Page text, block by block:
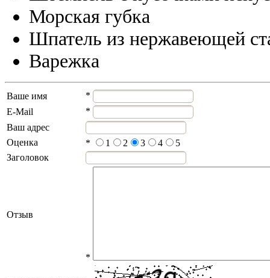
Морская губка
Шпатель из нержавеющей
Варежка
Ваше имя
*
E-Mail
*
Ваш адрес
Оценка
* 1 2 3 4
5
Заголовок
Отзыв
*